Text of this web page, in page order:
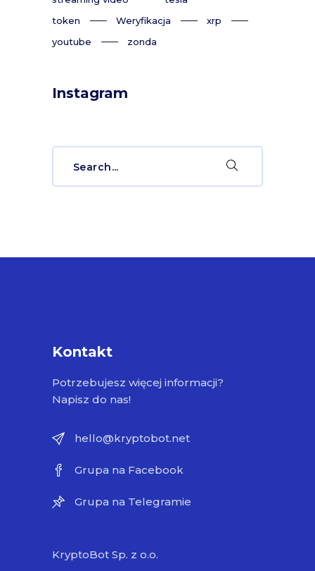
token
Weryfikacja
xrp
youtube
zonda
Instagram
Kontakt
Potrzebujesz więcej informacji?
Napisz do nas!
hello@kryptobot.net
Grupa na Facebook
Grupa na Telegramie
KryptoBot Sp. z o.o.